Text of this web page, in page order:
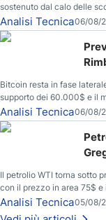
sostenuto dal calo delle
energetiche, e dai timori di
Analisi Tecnica06/08/
Bitcoin resta in fase
supporto dei 60.000$ e il
USA ed elezioni di medio
Analisi Tecnica06/08/
Il petrolio WTI torna sotto
con il prezzo in area 75$
ribasso potrà estendersi
Analisi Tecnica05/08/